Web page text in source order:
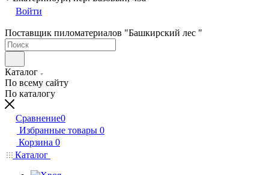
Войти
Поставщик пиломатериалов "Башкирский лес "
Каталог
По всему сайту
По каталогу
Сравнение0
Избранные товары 0
Корзина 0
Каталог